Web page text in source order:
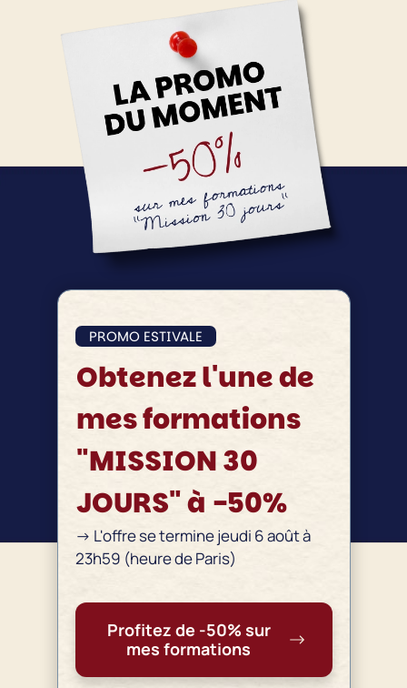
PROMO ESTIVALE
Obtenez l'une de
mes formations
"MISSION 30
JOURS" à -50%
-> L'offre se termine jeudi 6 août à
23h59 (heure de Paris)
Profitez de -50% sur
mes formations